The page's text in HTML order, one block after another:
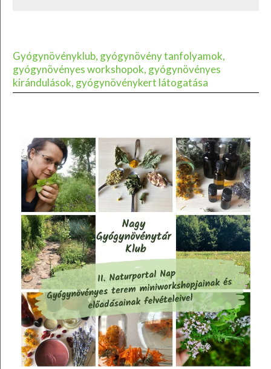
Gyógynövényklub, gyógynövény tanfolyamok,
gyógynövényes workshopok, gyógynövényes
kirándulások, gyógynövénykert látogatása